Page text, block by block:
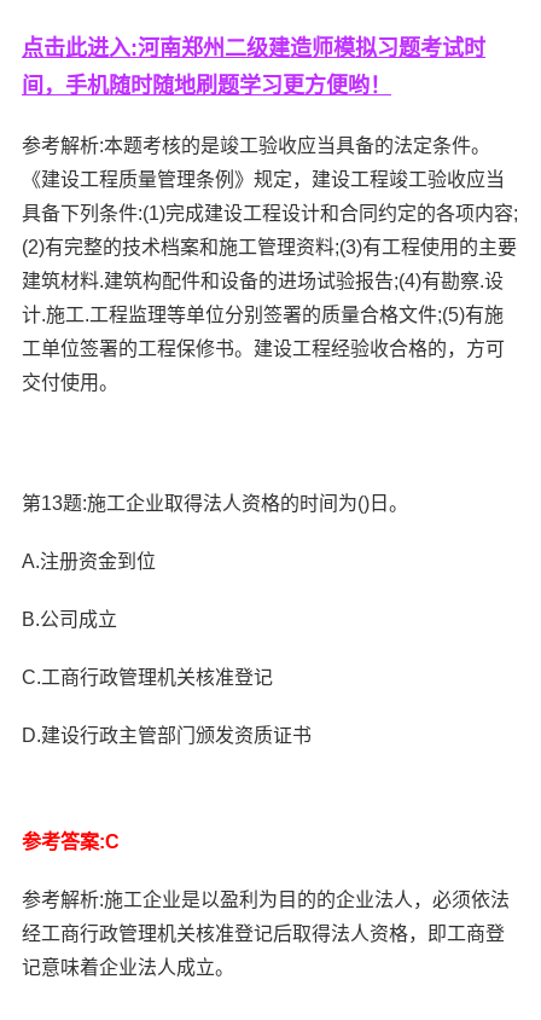
点击此进入:河南郑州二级建造师模拟习题考试时
间，手机随时随地刷题学习更方便哟！
参考解析:本题考核的是竣工验收应当具备的法定条件。
《建设工程质量管理条例》规定，建设工程竣工验收应当
具备下列条件:(1)完成建设工程设计和合同约定的各项内容;
(2)有完整的技术档案和施工管理资料;(3)有工程使用的主要
建筑材料.建筑构配件和设备的进场试验报告;(4)有勘察.设
计.施工.工程监理等单位分别签署的质量合格文件;(5)有施
工单位签署的工程保修书。建设工程经验收合格的，方可
交付使用。
第13题:施工企业取得法人资格的时间为()日。
A.注册资金到位
B.公司成立
C.工商行政管理机关核准登记
D.建设行政主管部门颁发资质证书
参考答案:C
参考解析:施工企业是以盈利为目的的企业法人，必须依法
经工商行政管理机关核准登记后取得法人资格，即工商登
记意味着企业法人成立。